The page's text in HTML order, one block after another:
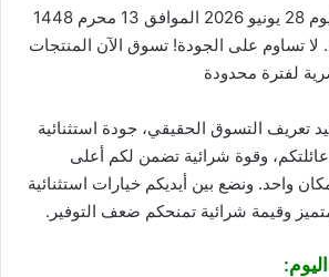
عروض بنده الطازج اليوم 28 يونيو 2026 الموافق 13 محرم 1448
لا تساوم على الجودة! تسوق الآن المنتجات
لفترة محدودة
تعريف التسوق الحقيقي، جودة استثنائية
وقوة شرائية تضمن لكم أعلى
واحد. ونضع بين أيديكم خيارات استثنائية
وقيمة شرائية تمنحكم ضعف التوفير.